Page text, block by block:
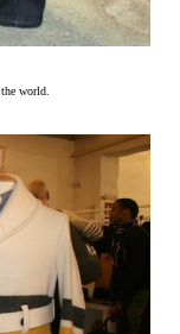
world.